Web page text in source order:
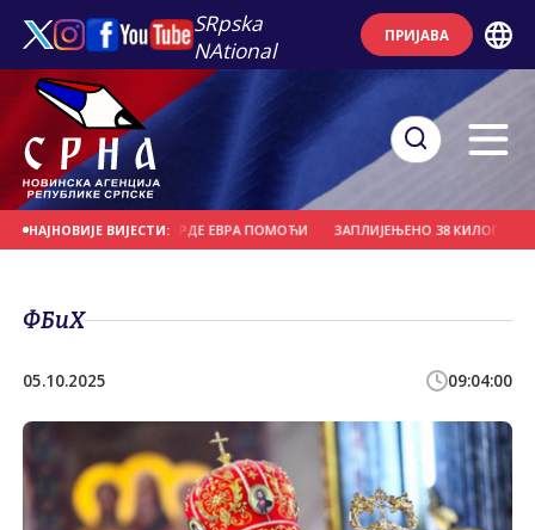
SRpska
NAtional
ПРИЈАВА
НАЈНОВИЈЕ ВИЈЕСТИ:
ПОТРЕБНЕ МИЛИЈАРДЕ ЕВРА ПОМОЋИ ЗАПЛИЈЕЊЕНО 38 КИЛОГРАМА
ФБиХ
05.10.2025 09:04:00